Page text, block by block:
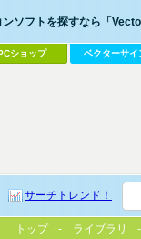
ソフトを探すなら「
ショップ ベクターサイ
サーチトレンド！
トップ ライブラリ